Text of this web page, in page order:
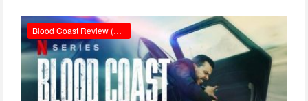
Blood Coast Review (Netflix)